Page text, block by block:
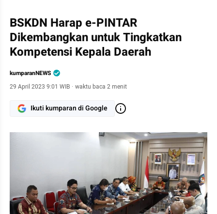
BSKDN Harap e-PINTAR
Dikembangkan untuk Tingkatkan
Kompetensi Kepala Daerah
kumparanNEWS
29 April 2023 9:01 WIB · waktu baca 2 menit
Ikuti kumparan di Google